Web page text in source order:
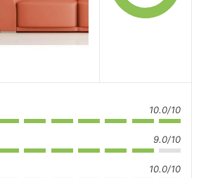
10.0/10
9.0/10
10.0/10